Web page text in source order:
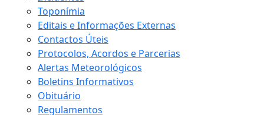
Toponímia
Editais e Informações Externas
Contactos Úteis
Protocolos, Acordos e Parcerias
Alertas Meteorológicos
Boletins Informativos
Obituário
Regulamentos